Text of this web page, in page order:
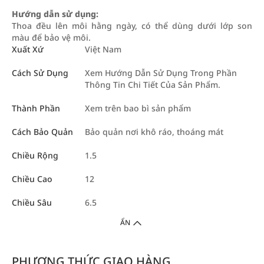
Hướng dẫn sử dụng:
Thoa đều lên môi hằng ngày, có thể dùng dưới lớp son
màu để bảo vệ môi.
Xuất Xứ
Việt Nam
Cách Sử Dụng
Xem Hướng Dẫn Sử Dụng Trong Phần
Thông Tin Chi Tiết Của Sản Phẩm.
Thành Phần Xem trên bao bì sản phẩm
Cách Bảo Quản Bảo quản nơi khô ráo, thoáng mát
Chiều Rộng 1.5
Chiều Cao 12
Chiều Sâu 6.5
ẨN